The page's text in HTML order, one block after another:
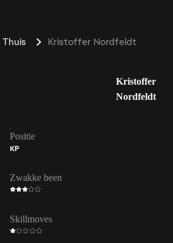
Thuis Kristoffer Nordfeldt
Kristoffer
Nordfeldt
Positie
KP
Zwakke been
Skillmoves